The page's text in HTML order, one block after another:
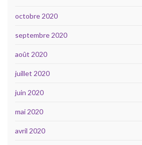
octobre 2020
septembre 2020
août 2020
juillet 2020
juin 2020
mai 2020
avril 2020